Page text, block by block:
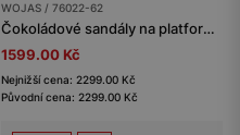
WOJAS / 76022-62
Čokoládové sandály na platformě
1599.00 Kč
Nejnižší cena: 2299.00 Kč
Původní cena: 2299.00 Kč